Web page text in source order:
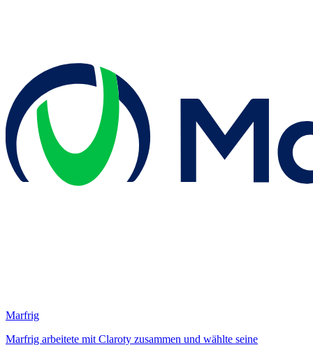
Marfrig
Marfrig arbeitete mit Claroty zusammen und wählte seine